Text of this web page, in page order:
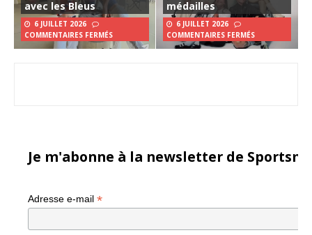
avec les Bleus
6 JUILLET 2026
COMMENTAIRES FERMÉS
médailles
6 JUILLET 2026
COMMENTAIRES FERMÉS
Je m'abonne à la newsletter de
Adresse e-mail *